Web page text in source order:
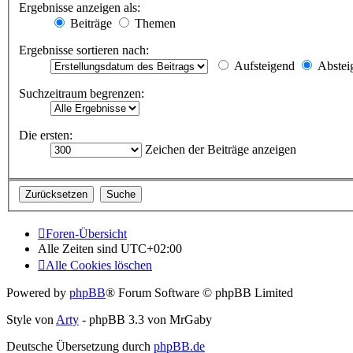
Ergebnisse anzeigen als:
Beiträge
Themen
Ergebnisse sortieren nach:
Aufsteigend
Suchzeitraum begrenzen:
Die ersten:
Zeichen der Beiträge anzeigen
Foren-Übersicht
Alle Zeiten sind UTC+02:00
Alle Cookies löschen
Powered by phpBB® Forum Software © phpBB Limited
Style von Arty - phpBB 3.3 von MrGaby
Deutsche Übersetzung durch phpBB.de